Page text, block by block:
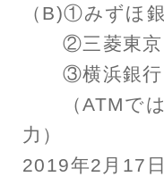
（B)①みずほ
②三菱東京
③横浜銀行
（ATMでは
力）
2019年2月17